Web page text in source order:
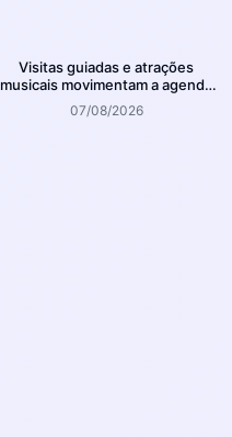
Visitas guiadas e atrações
musicais movimentam a agenda
cultural da semana em Joinville
07/08/2026